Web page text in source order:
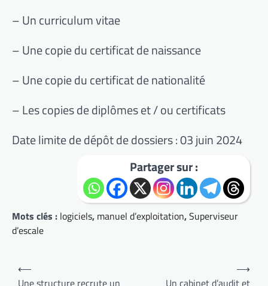
– Un curriculum vitae
– Une copie du certificat de naissance
– Une copie du certificat de nationalité
– Les copies de diplômes et / ou certificats
Date limite de dépôt de dossiers : 03 juin 2024
Partager sur :
Mots clés : logiciels, manuel d’exploitation,Superviseur
d’escale
Navigation
⟵
Une structure recrute un
Un cabinet d’audit et
⟶